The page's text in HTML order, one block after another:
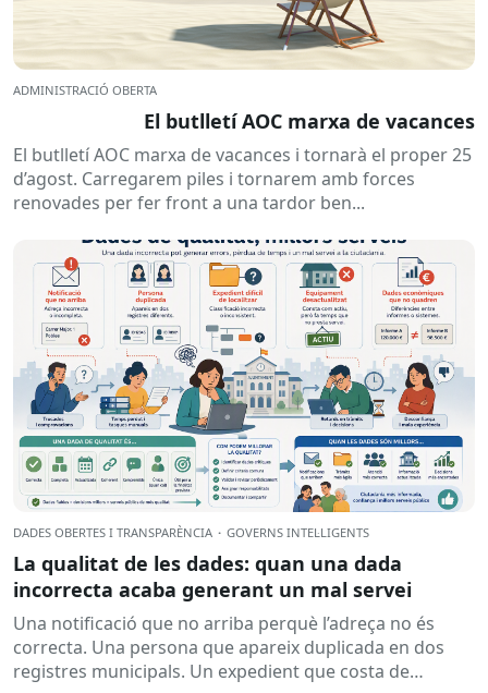
ADMINISTRACIÓ OBERTA
El butlletí AOC marxa de vacances
El butlletí AOC marxa de vacances i tornarà el proper 25
d’agost. Carregarem piles i tornarem amb forces
renovades per fer front a una tardor ben...
DADES OBERTES I TRANSPARÈNCIA · GOVERNS INTEL·LIGENTS
La qualitat de les dades: quan una dada
incorrecta acaba generant un mal servei
Una notificació que no arriba perquè l’adreça no és
correcta. Una persona que apareix duplicada en dos
registres municipals. Un expedient que costa de